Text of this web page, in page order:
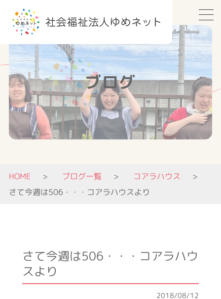
ブログ
HOME ブログ一覧
コアラハウス
さて今週は506・・・コアラハウスより
さて今週は506・・・コアラハウ
スより
2018/08/12